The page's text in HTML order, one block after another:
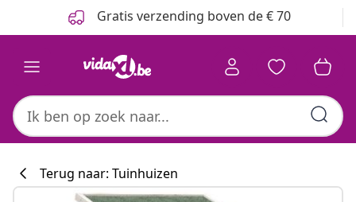
Gratis verzending boven de € 70
Terug naar: Tuinhuizen